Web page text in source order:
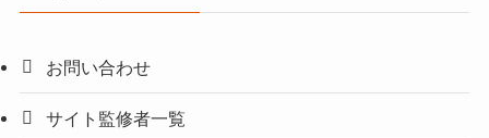
お問い合わせ
サイト監修者一覧